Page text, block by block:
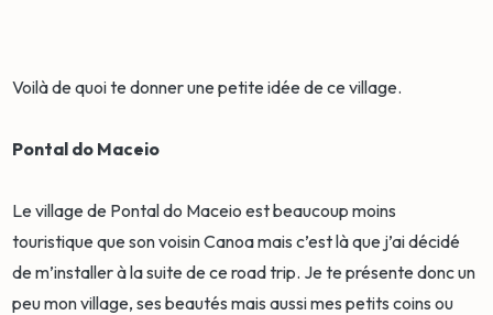
Voilà de quoi te donner une petite idée de ce village.
Pontal do Maceio
Le village de Pontal do Maceio est beaucoup moins
touristique que son voisin Canoa mais c’est là que j’ai décidé
de m’installer à la suite de ce road trip. Je te présente donc un
peu mon village, ses beautés mais aussi mes petits coins ou